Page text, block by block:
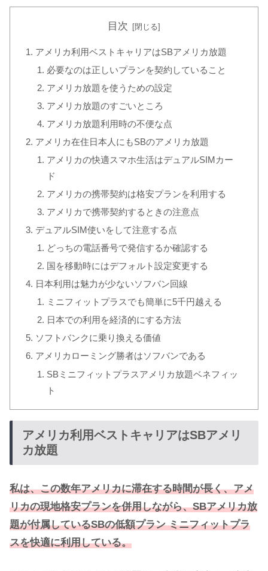
目次
アメリカ利用ベストキャリアはSBアメリカ放題
必要なのは正しいプランを契約していること
アメリカ放題を使うための設定
アメリカ放題のすごいところ
アメリカ放題利用時の不便な点
アメリカ在住日本人にもSBのアメリカ放題
アメリカの快適スマホ生活はデュアルSIMカー
ド
アメリカの携帯契約は格安プランを利用する
アメリカで携帯契約するときの注意点
デュアルSIM使いをして注意する点
どっちの電話番号で発信するか確認する
国を移動時にはデフォルト設定変更する
日本利用は魅力が少ないソフバン回線
ミニフィットプラスでも簡単に5千円越える
日本での利用を経済的にする方法
ソフトバンクに乗り換える価値
アメリカローミング勝者はソフバンである
SBミニフィットプラスアメリカ放題ベネフィッ
ト
アメリカ利用ベストキャリアはSBアメリ
カ放題
私は、この数年アメリカに滞在する時間が長く、アメ
リカの現地格安プランを併用しながら、SBアメリカ放
題が付属しているSBの低額プラン ミニフィットプラ
スを快適に利用している。